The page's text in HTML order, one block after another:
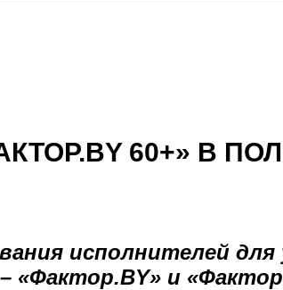
60+» В
исполнителей для
и